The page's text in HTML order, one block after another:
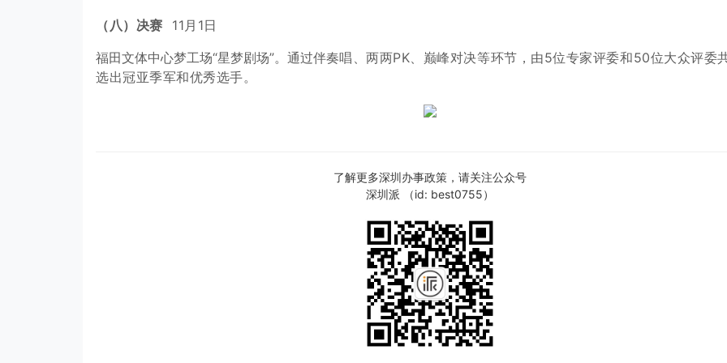
（八）决赛 11月1日
福田文体中心梦工场“星梦剧场”。通过伴奏唱、两两PK、巅峰对决等环节，由5位专家评委和50位大众评委
选出冠亚季军和优秀选手。
了解更多深圳办事政策，请关注公众号
深圳派 （id: best0755）